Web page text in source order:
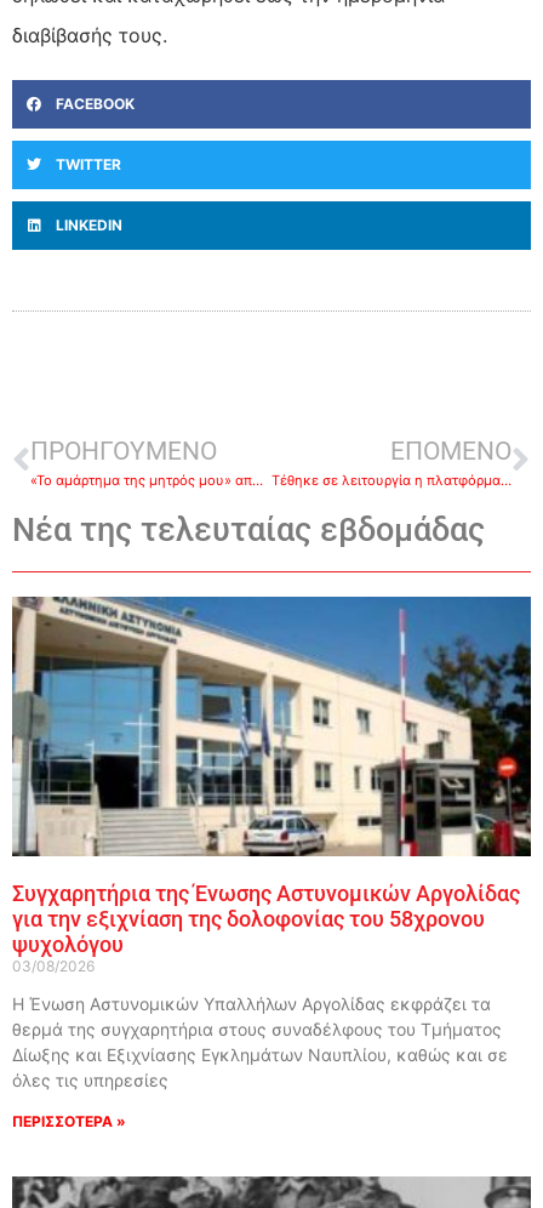
διαβίβασής τους.
FACEBOOK
TWITTER
LINKEDIN
ΠΡΟΗΓΟΥΜΕΝΟ
«Το αμάρτημα της μητρός μου» από το Εθνικό Θέατρο, αύριο στον αρχαιολογικό χώρο Μυκηνών
ΕΠΟΜΕΝΟ
Τέθηκε σε λειτουργία η πλατφόρμα υποβολής αιτημάτων πληρωμής για τα Σχέδια Βελτίωσης – Προσωπική δικαίωση του ΥπΑΑΤ, Μάκη Βορίδη
Νέα της τελευταίας εβδομάδας
Συγχαρητήρια της Ένωσης Αστυνομικών Αργολίδας
για την εξιχνίαση της δολοφονίας του 58χρονου
ψυχολόγου
03/08/2026
Η Ένωση Αστυνομικών Υπαλλήλων Αργολίδας εκφράζει τα
θερμά της συγχαρητήρια στους συναδέλφους του Τμήματος
Δίωξης και Εξιχνίασης Εγκλημάτων Ναυπλίου, καθώς και σε
όλες τις υπηρεσίες
ΠΕΡΙΣΣΟΤΕΡΑ »